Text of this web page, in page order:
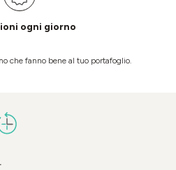
ogni giorno
che fanno bene al tuo portafoglio.